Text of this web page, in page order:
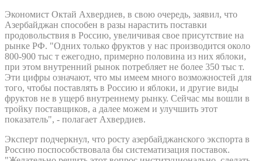
Экономист Октай Ахвердиев, в свою очередь, заявил, что
Азербайджан способен в разы нарастить поставки
продовольствия в Россию, увеличивая свое присутствие на
рынке РФ. "Одних только фруктов у нас производится около
800-900 тыс т ежегодно, примерно половина из них яблоки,
при этом внутренний рынок потребляет не более 350 тыс т.
Эти цифры означают, что мы имеем много возможностей для
того, чтобы поставлять в Россию и яблоки, и другие виды
фруктов не в ущерб внутреннему рынку. Сейчас мы вошли в
тройку поставщиков, а далее можем и улучшить этот
показатель", - полагает Ахвердиев.
Эксперт подчеркнул, что росту азербайджанского экспорта в
Россию поспособствовала бы систематизация поставок.